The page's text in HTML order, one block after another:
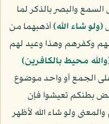
والبصر بالذكر لما
﴿ولو شاء الله﴾أذهبهما من
وكفرهم وهذا وعيد لهم
محيط بالكافرين﴾
الجمع أو واحد موضوع
بطنكم تعيشوا فإن
ولو شاء الله لأظهر